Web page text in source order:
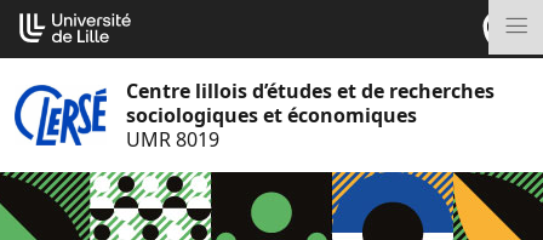
Aller
au
contenu
Centre lillois d’études et de recherches
sociologiques et économiques
UMR 8019
Cookies management panel